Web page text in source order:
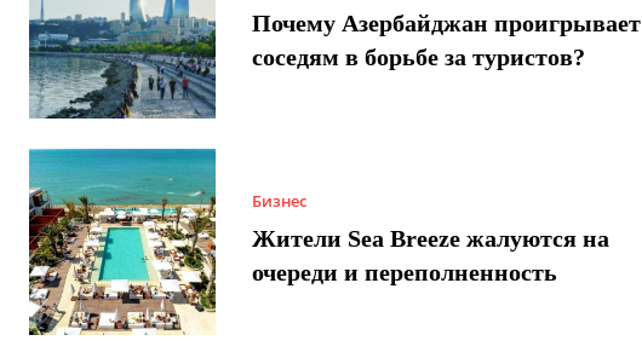
Почему Азербайджан проигрывает
соседям в борьбе за туристов?
Бизнес
Жители Sea Breeze жалуются на
очереди и переполненность